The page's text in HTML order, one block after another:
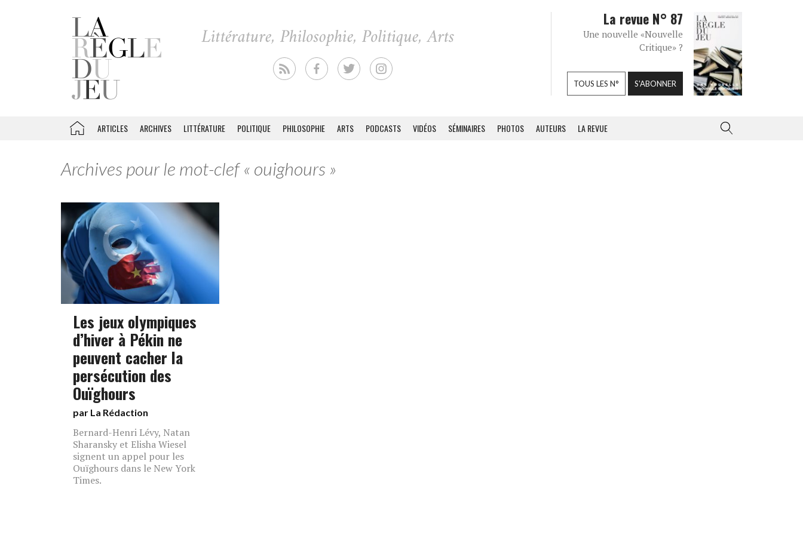
La revue N° 87
Une nouvelle «Nouvelle
Critique» ?
TOUS LES N° S'ABONNER
ARTICLES ARCHIVES LITTÉRATURE POLITIQUE PHILOSOPHIE ARTS PODCASTS VIDÉOS SÉMINAIRES PHOTOS AUTEURS LA REVUE
Archives pour le mot-clef « ouighours »
Les jeux olympiques
d’hiver à Pékin ne
peuvent cacher la
persécution des
Ouïghours
par La Rédaction
Bernard-Henri Lévy, Natan
Sharansky et Elisha Wiesel
signent un appel pour les
Ouïghours dans le New York
Times.